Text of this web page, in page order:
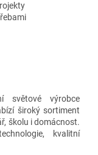
světové výrobce
široký sortiment
školu i domácnost.
kvalitní